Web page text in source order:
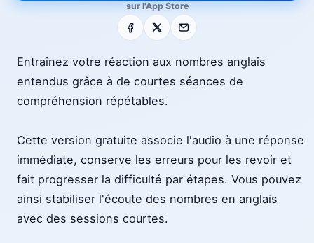
sur l'App Store
Facebook E-mail
Entraînez votre réaction aux nombres anglais
entendus grâce à de courtes séances de
compréhension répétables.
Cette version gratuite associe l'audio à une réponse
immédiate, conserve les erreurs pour les revoir et
fait progresser la difficulté par étapes. Vous pouvez
ainsi stabiliser l'écoute des nombres en anglais
avec des sessions courtes.